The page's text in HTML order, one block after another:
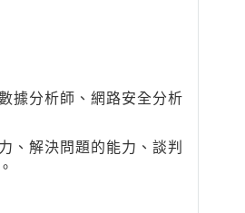
據分析師、網路安全分析
、解決問題的能力、談判